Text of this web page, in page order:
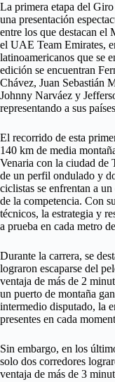
La primera etapa del
una presentación
entre los que destacan el
el UAE Team Emirates,
latinoamericanos que se
edición se encuentran
Chávez, Juan Sebastián
Johnny Narváez y
representando a sus
El recorrido de esta
140 km de media
Venaria con la ciudad de
de un perfil ondulado y
ciclistas se enfrentan a
de la competencia. Con
técnicos, la estrategia y
a prueba en cada metro
Durante la carrera, se
lograron escaparse del
ventaja de más de 2
un puerto de montaña
intermedio disputado, la
presentes en cada
Sin embargo, en los
solo dos corredores
ventaja de más de 3